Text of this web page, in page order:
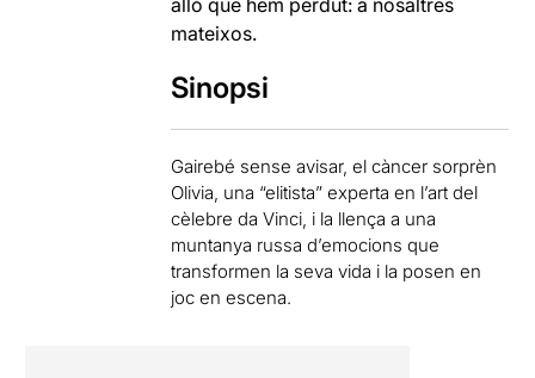
mateixos.
Sinopsi
Gairebé sense avisar, el càncer sorprèn
Olivia, una “elitista” experta en l’art del
cèlebre da Vinci, i la llença a una
muntanya russa d’emocions que
transformen la seva vida i la posen en
joc en escena.